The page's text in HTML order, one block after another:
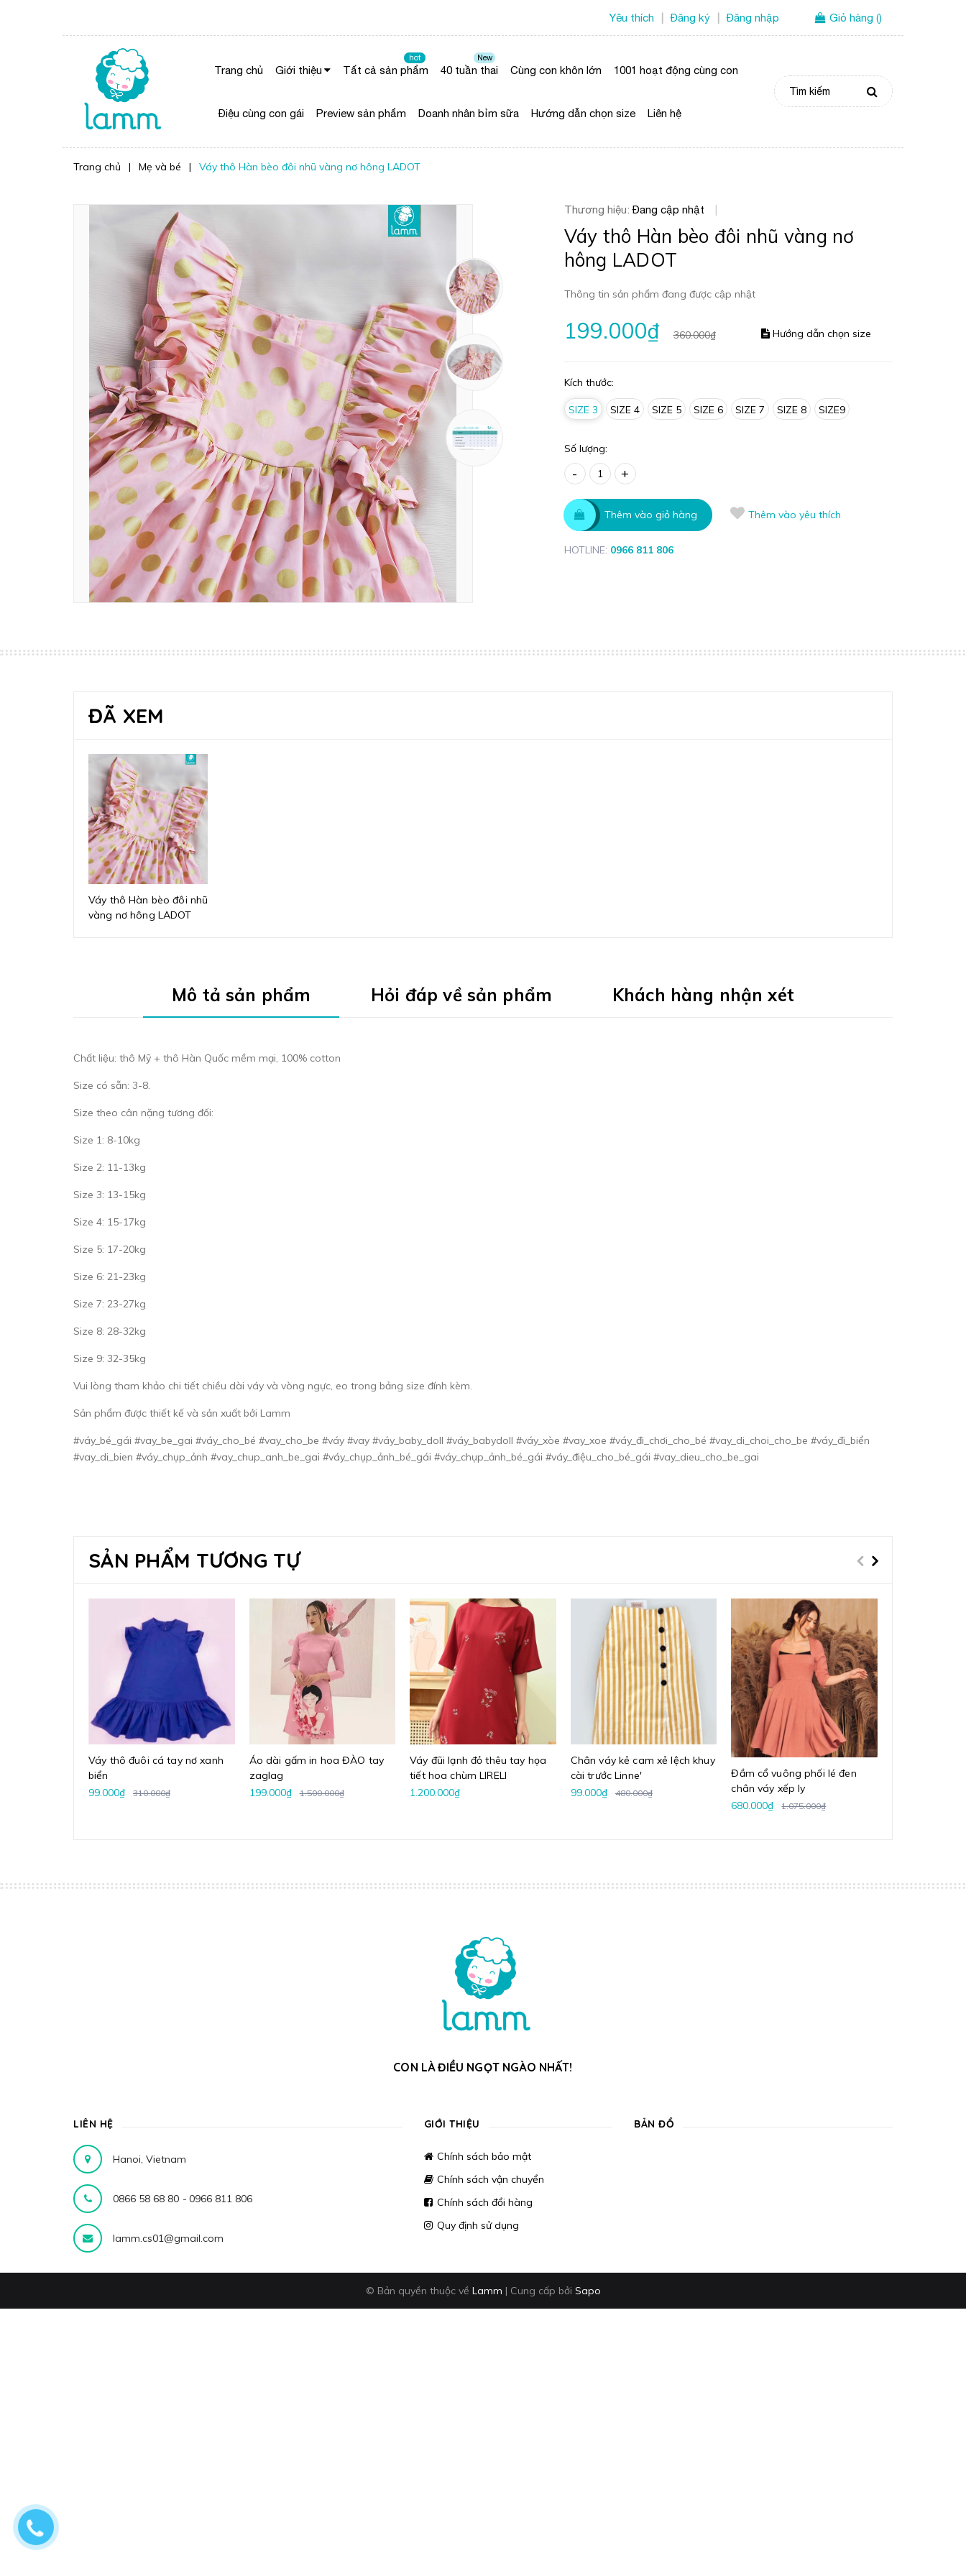
Yêu thích Đăng ký Đăng nhập Giỏ hàng ()
Trang chủ Giới thiệu Tất cả sản phẩm
hot
40 tuần thai
New
Cùng con khôn lớn 1001 hoạt động cùng con
Điệu cùng con gái Preview sản phẩm Doanh nhân bỉm sữa Hướng dẫn chọn size Liên hệ
Trang chủ | Mẹ và bé | Váy thô Hàn bèo đôi nhũ vàng nơ hông LADOT
Thương hiệu:Đang cập nhật
Váy thô Hàn bèo đôi nhũ vàng nơ
hông LADOT
Thông tin sản phẩm đang được cập nhật
199.000₫ 360.000₫ Hướng dẫn chọn size
Kích thước:
SIZE 3 SIZE 4 SIZE 5 SIZE 6 SIZE 7 SIZE 8 SIZE9
Số lượng:
- +
Thêm vào giỏ hàng Thêm vào yêu thích
HOTLINE: 0966 811 806
ĐÃ XEM
Váy thô Hàn bèo đôi nhũ
vàng nơ hông LADOT
Mô tả sản phẩm Hỏi đáp về sản phẩm Khách hàng nhận xét
Chất liệu: thô Mỹ + thô Hàn Quốc mềm mại, 100% cotton
Size có sẵn: 3-8.
Size theo cân nặng tương đối:
Size 1: 8-10kg
Size 2: 11-13kg
Size 3: 13-15kg
Size 4: 15-17kg
Size 5: 17-20kg
Size 6: 21-23kg
Size 7: 23-27kg
Size 8: 28-32kg
Size 9: 32-35kg
Vui lòng tham khảo chi tiết chiều dài váy và vòng ngực, eo trong bảng size đính kèm.
Sản phẩm được thiết kế và sản xuất bởi Lamm
#váy_bé_gái #vay_be_gai #váy_cho_bé #vay_cho_be #váy #vay #váy_baby_doll #váy_babydoll #váy_xòe #vay_xoe #váy_đi_chơi_cho_bé #vay_di_choi_cho_be #váy_đi_biển
#vay_di_bien #váy_chụp_ảnh #vay_chup_anh_be_gai #váy_chụp_ảnh_bé_gái #váy_chụp_ảnh_bé_gái #váy_điệu_cho_bé_gái #vay_dieu_cho_be_gai
SẢN PHẨM TƯƠNG TỰ
Váy thô đuôi cá tay nơ xanh
biển
99.000₫
310.000₫
Áo dài gấm in hoa ĐÀO tay
zaglag
199.000₫
1.500.000₫
Váy đũi lạnh đỏ thêu tay họa
tiết hoa chùm LIRELI
1.200.000₫
Chân váy kẻ cam xẻ lệch khuy
cài trước Linne'
99.000₫
480.000₫
Đầm cổ vuông phối lé đen
chân váy xếp ly
680.000₫
1.075.000₫
CON LÀ ĐIỀU NGỌT NGÀO NHẤT!
LIÊN HỆ
Hanoi, Vietnam
0866 58 68 80 - 0966 811 806
lamm.cs01@gmail.com
GIỚI THIỆU
Chính sách bảo mật
Chính sách vận chuyển
Chính sách đổi hàng
Quy định sử dụng
BẢN ĐỒ
© Bản quyền thuộc về Lamm | Cung cấp bởi Sapo